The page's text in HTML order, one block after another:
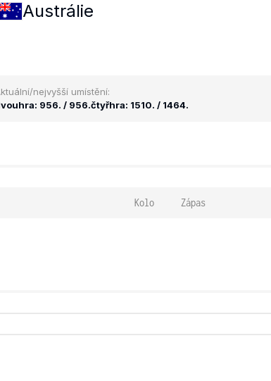
Austrálie
nejvyšší umístění:
956. / 956.čtyřhra: 1510. / 1464.
Kolo Zápas